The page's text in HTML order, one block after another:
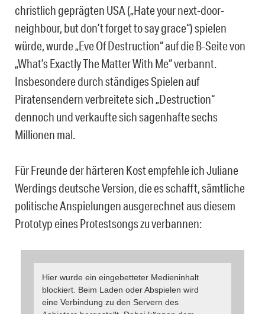
christlich geprägten USA („Hate your next-door-
neighbour, but don’t forget to say grace“) spielen
würde, wurde „Eve Of Destruction“ auf die B-Seite von
„What’s Exactly The Matter With Me“ verbannt.
Insbesondere durch ständiges Spielen auf
Piratensendern verbreitete sich „Destruction“
dennoch und verkaufte sich sagenhafte sechs
Millionen mal.
Für Freunde der härteren Kost empfehle ich Juliane
Werdings deutsche Version, die es schafft, sämtliche
politische Anspielungen ausgerechnet aus diesem
Prototyp eines Protestsongs zu verbannen:
Hier wurde ein eingebetteter Medieninhalt
blockiert. Beim Laden oder Abspielen wird
eine Verbindung zu den Servern des